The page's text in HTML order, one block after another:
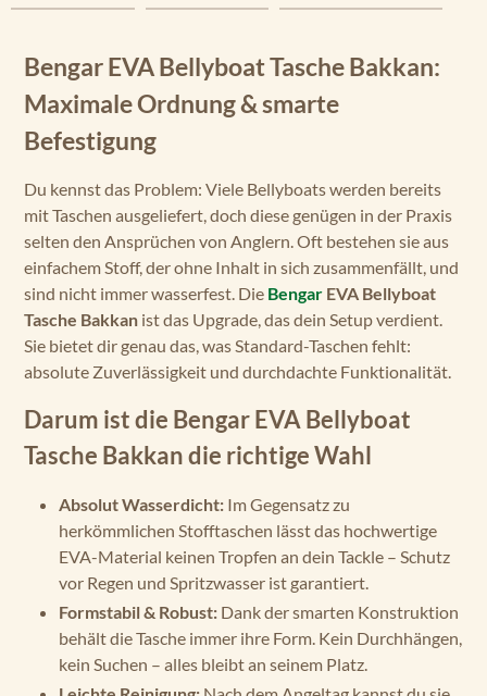
Bengar EVA Bellyboat Tasche Bakkan:
Maximale Ordnung & smarte
Befestigung
Du kennst das Problem: Viele Bellyboats werden bereits
mit Taschen ausgeliefert, doch diese genügen in der Praxis
selten den Ansprüchen von Anglern. Oft bestehen sie aus
einfachem Stoff, der ohne Inhalt in sich zusammenfällt, und
sind nicht immer wasserfest. Die Bengar EVA Bellyboat
Tasche Bakkan ist das Upgrade, das dein Setup verdient.
Sie bietet dir genau das, was Standard-Taschen fehlt:
absolute Zuverlässigkeit und durchdachte Funktionalität.
Darum ist die Bengar EVA Bellyboat
Tasche Bakkan die richtige Wahl
Absolut Wasserdicht: Im Gegensatz zu
herkömmlichen Stofftaschen lässt das hochwertige
EVA-Material keinen Tropfen an dein Tackle – Schutz
vor Regen und Spritzwasser ist garantiert.
Formstabil & Robust: Dank der smarten Konstruktion
behält die Tasche immer ihre Form. Kein Durchhängen,
kein Suchen – alles bleibt an seinem Platz.